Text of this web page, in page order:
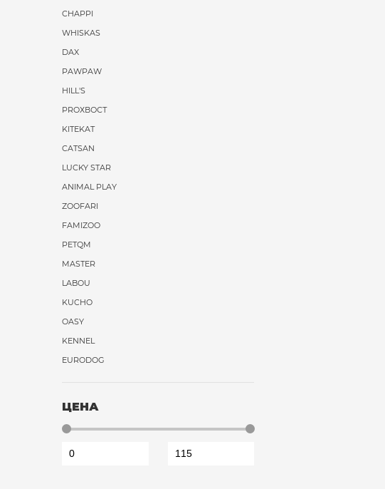
CHAPPI
WHISKAS
DAX
PAWPAW
HILL'S
PROХВОСТ
KITEKAT
CATSAN
LUCKY STAR
ANIMAL PLAY
ZOOFARI
FAMIZOO
PETQM
MASTER
LABOU
KUCHO
OASY
KENNEL
EURODOG
ЦЕНА